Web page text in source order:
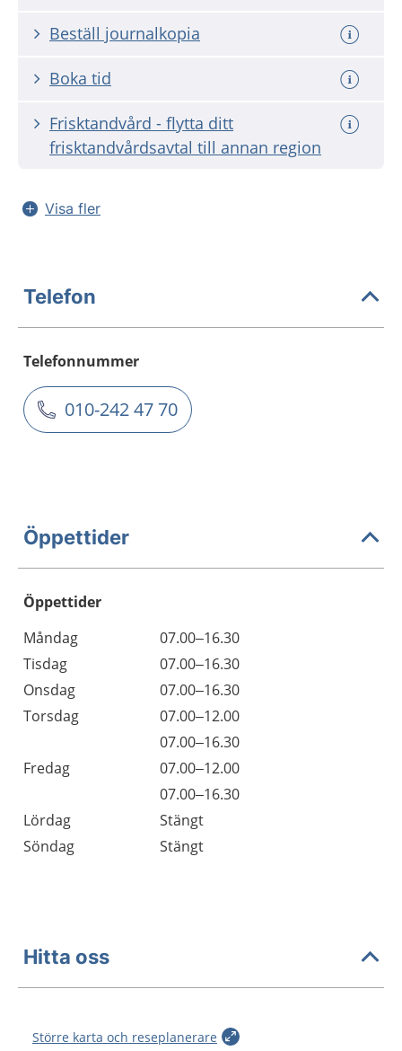
Beställ journalkopia
Boka tid
Frisktandvård - flytta ditt
frisktandvårdsavtal till annan region
Visa fler
Telefon
Telefonnummer
010-242 47 70
Öppettider
Öppettider
Dag
Öppettider
Kommentarer
Måndag
07.00–16.30
Tisdag
07.00–16.30
Onsdag
07.00–16.30
Torsdag
07.00–12.00
07.00–16.30
Fredag
07.00–12.00
07.00–16.30
Lördag
Stängt
Söndag
Stängt
Hitta oss
Större karta och reseplanerare